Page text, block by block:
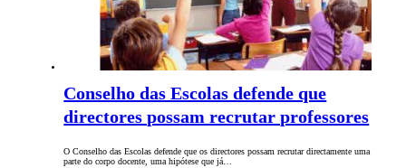
Conselho das Escolas defende que
directores possam recrutar professores
O Conselho das Escolas defende que os directores possam recrutar directamente uma
parte do corpo docente, uma hipótese que já…